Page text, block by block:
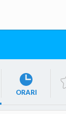
ORARI